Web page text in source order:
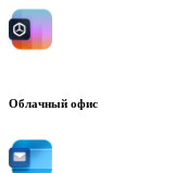
Облачный офис